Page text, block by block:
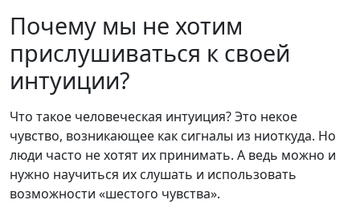
Почему мы не хотим
прислушиваться к своей
интуиции?
Что такое человеческая интуиция? Это некое
чувство, возникающее как сигналы из ниоткуда. Но
люди часто не хотят их принимать. А ведь можно и
нужно научиться их слушать и использовать
возможности «шестого чувства».